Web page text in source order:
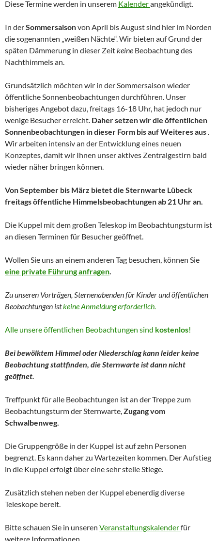
Diese Termine werden in unserem Kalenderangekündigt.
In derSommersaisonvon April bis August sind hier im Norden
die sogenannten „weißen Nächte“. Wir bieten auf Grund der
späten Dämmerung in dieser Zeitkeine Beobachtung des
Nachthimmels an.
Grundsätzlich möchten wir in der Sommersaison wieder
öffentliche Sonnenbeobachtungen durchführen. Unser
bisheriges Angebot dazu, freitags 16-18 Uhr, hat jedoch nur
wenige Besucher erreicht. Daher setzen wir die öffentlichen
Sonnenbeobachtungen in dieser Form bis auf Weiteres aus.
Wir arbeiten intensiv an der Entwicklung eines neuen
Konzeptes, damit wir Ihnen unser aktives Zentralgestirn bald
wieder näher bringen können.
Von September bis März bietet die Sternwarte Lübeck
freitags öffentliche Himmelsbeobachtungen ab 21 Uhr an.
Die Kuppel mit dem großen Teleskop im Beobachtungsturm ist
an diesen Terminen für Besucher geöffnet.
Wollen Sie uns an einem anderen Tag besuchen, können Sie
eine private Führung anfragen.
Zu unseren Vorträgen, Sternenabenden für Kinder undöffentlichen
Beobachtungen istkeine Anmeldung erforderlich.
Alle unsere öffentlichen Beobachtungen sind kostenlos!
Bei bewölktem Himmel oder Niederschlag kann leider keine
Beobachtung stattfinden, die Sternwarte ist dann nicht
geöffnet.
Treffpunkt für alle Beobachtungen ist an der Treppe zum
Beobachtungsturm der Sternwarte,Zugang vom
Schwalbenweg.
Die Gruppengröße in der Kuppel ist auf zehn Personen
begrenzt. Es kann daher zu Wartezeiten kommen. Der Aufstieg
in die Kuppel erfolgt über eine sehr steile Stiege.
Zusätzlich stehen neben der Kuppel ebenerdig diverse
Teleskope bereit.
Bitte schauen Sie in unseren Veranstaltungskalenderfür
weitere Informationen.